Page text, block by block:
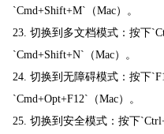
`Cmd+Shift+M`（Mac）。
23. 切换到多文档模式：按下
`Cmd+Shift+N`（Mac）。
24. 切换到无障碍模式：按下
`Cmd+Opt+F12`（Mac）。
25. 切换到安全模式：按下